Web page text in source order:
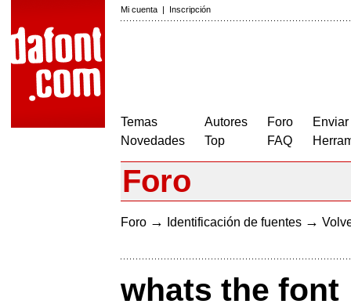
Mi cuenta | Inscripción
Temas
Novedades
Autores
Top
Foro
FAQ
Foro
Foro → Identificación de fuentes →
whats the font